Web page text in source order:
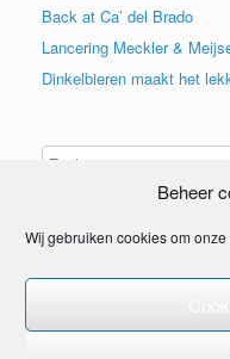
Beheer
Wij gebruiken cookies om
Back at Ca’ del Brado
Lancering Meckler &
Dinkelbieren maakt het